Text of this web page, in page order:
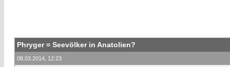
Phryger = Seevölker in Anatolien?
08.03.2014, 12:23